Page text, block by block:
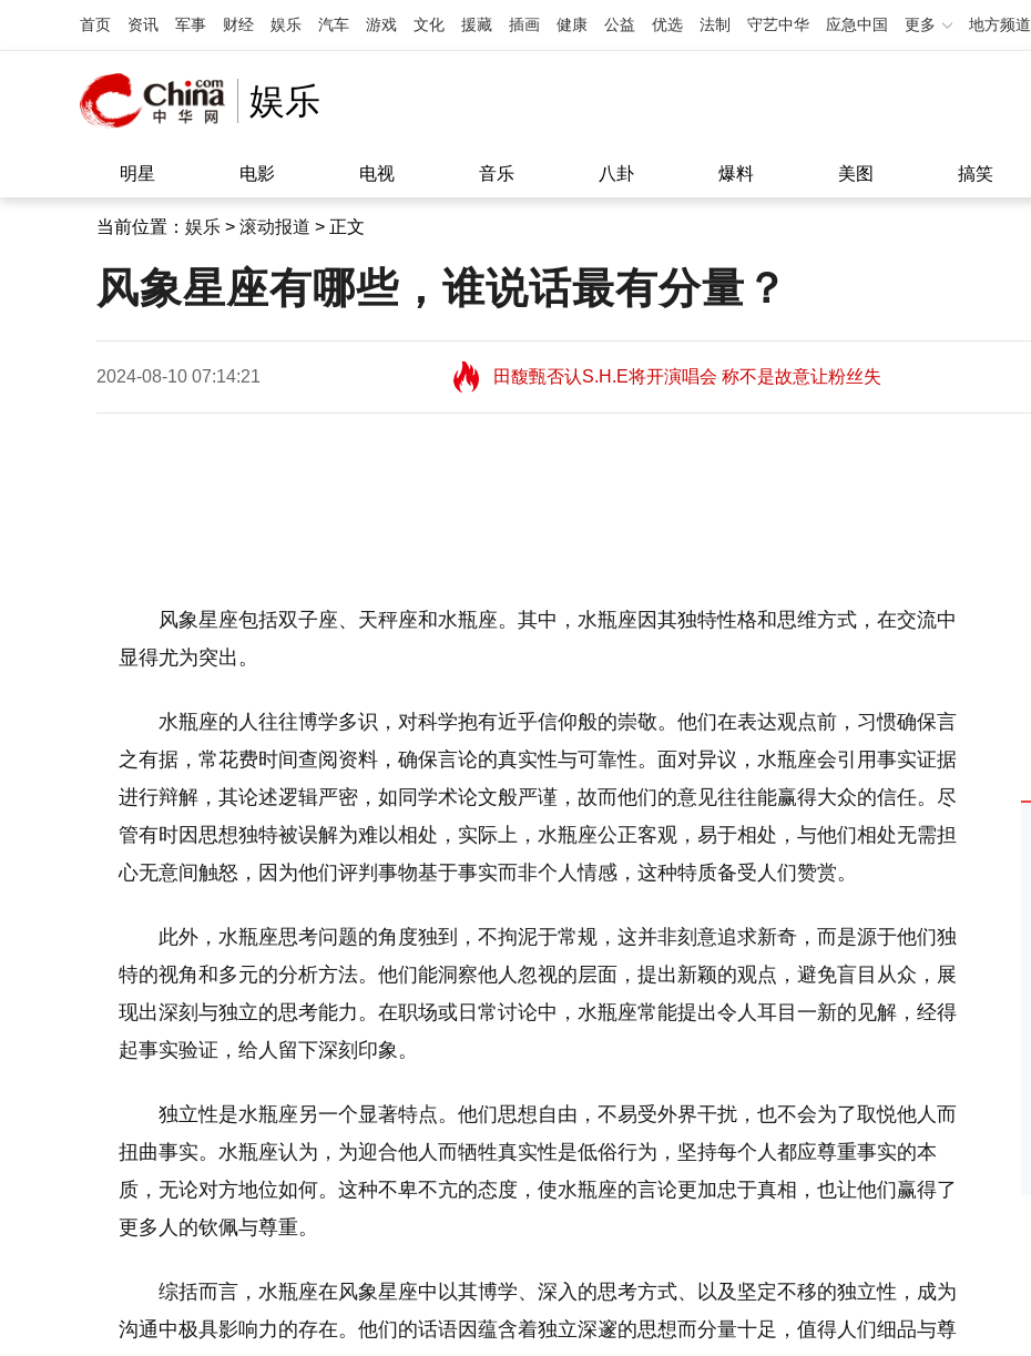
首页 资讯 军事 财经 娱乐 汽车 游戏 文化 援藏 插画 健康 公益 优选 法制 守艺中华 应急中国 更多 地方频道
娱乐
明星 电影 电视 音乐 八卦 爆料 美图 搞笑
当前位置： 娱乐 > 滚动报道 > 正文
风象星座有哪些，谁说话最有分量？
2024-08-10 07:14:21
田馥甄否认S.H.E将开演唱会 称不是故意让粉丝失
望11:08
田馥甄否认S.H.E将开演唱会 称不是故意让粉丝失
风象星座包括双子座、天秤座和水瓶座。其中，水瓶座因其独特性格和思维方式，在交流中
显得尤为突出。
水瓶座的人往往博学多识，对科学抱有近乎信仰般的崇敬。他们在表达观点前，习惯确保言
之有据，常花费时间查阅资料，确保言论的真实性与可靠性。面对异议，水瓶座会引用事实证据
进行辩解，其论述逻辑严密，如同学术论文般严谨，故而他们的意见往往能赢得大众的信任。尽
管有时因思想独特被误解为难以相处，实际上，水瓶座公正客观，易于相处，与他们相处无需担
心无意间触怒，因为他们评判事物基于事实而非个人情感，这种特质备受人们赞赏。
此外，水瓶座思考问题的角度独到，不拘泥于常规，这并非刻意追求新奇，而是源于他们独
特的视角和多元的分析方法。他们能洞察他人忽视的层面，提出新颖的观点，避免盲目从众，展
现出深刻与独立的思考能力。在职场或日常讨论中，水瓶座常能提出令人耳目一新的见解，经得
起事实验证，给人留下深刻印象。
独立性是水瓶座另一个显著特点。他们思想自由，不易受外界干扰，也不会为了取悦他人而
扭曲事实。水瓶座认为，为迎合他人而牺牲真实性是低俗行为，坚持每个人都应尊重事实的本
质，无论对方地位如何。这种不卑不亢的态度，使水瓶座的言论更加忠于真相，也让他们赢得了
更多人的钦佩与尊重。
综括而言，水瓶座在风象星座中以其博学、深入的思考方式、以及坚定不移的独立性，成为
沟通中极具影响力的存在。他们的话语因蕴含着独立深邃的思想而分量十足，值得人们细品与尊